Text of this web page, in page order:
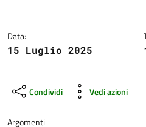
Data:
15 Luglio 2025
Condividi Vedi azioni
Argomenti